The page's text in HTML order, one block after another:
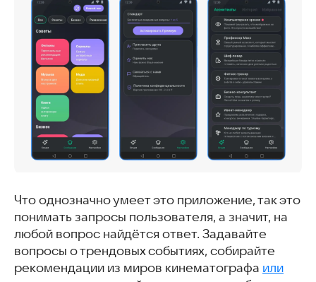
Что однозначно умеет это приложение, так это
понимать запросы пользователя, а значит, на
любой вопрос найдётся ответ. Задавайте
вопросы о трендовых событиях, собирайте
рекомендации из миров кинематографа или